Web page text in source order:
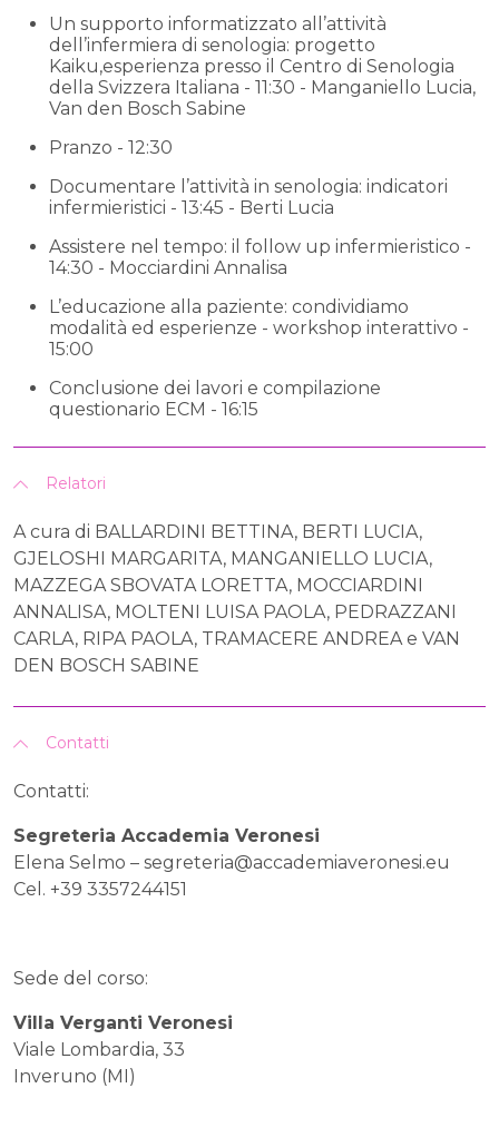
Un supporto informatizzato all’attività
dell’infermiera di senologia: progetto
Kaiku,esperienza presso il Centro di Senologia
della Svizzera Italiana - 11:30 - Manganiello Lucia,
Van den Bosch Sabine
Pranzo - 12:30
Documentare l’attività in senologia: indicatori
infermieristici - 13:45 - Berti Lucia
Assistere nel tempo: il follow up infermieristico -
14:30 - Mocciardini Annalisa
L’educazione alla paziente: condividiamo
modalità ed esperienze - workshop interattivo -
15:00
Conclusione dei lavori e compilazione
questionario ECM - 16:15
Relatori
A cura di BALLARDINI BETTINA, BERTI LUCIA,
GJELOSHI MARGARITA, MANGANIELLO LUCIA,
MAZZEGA SBOVATA LORETTA, MOCCIARDINI
ANNALISA, MOLTENI LUISA PAOLA, PEDRAZZANI
CARLA, RIPA PAOLA, TRAMACERE ANDREA e VAN
DEN BOSCH SABINE
Contatti
Contatti:
Segreteria Accademia Veronesi
Elena Selmo – segreteria@accademiaveronesi.eu
Cel. +39 3357244151
Sede del corso:
Villa Verganti Veronesi
Viale Lombardia, 33
Inveruno (MI)